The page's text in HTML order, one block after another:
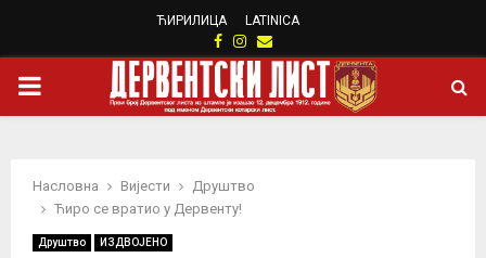
ЋИРИЛИЦА LATINICA
Facebook
Instagram
Email
PRIMARY
Насловна Вијести
Друштво
Ћиро се вратио у Дервенту!
Друштво ИЗДВОЈЕНО